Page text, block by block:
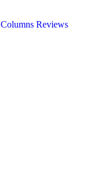
Columns Reviews